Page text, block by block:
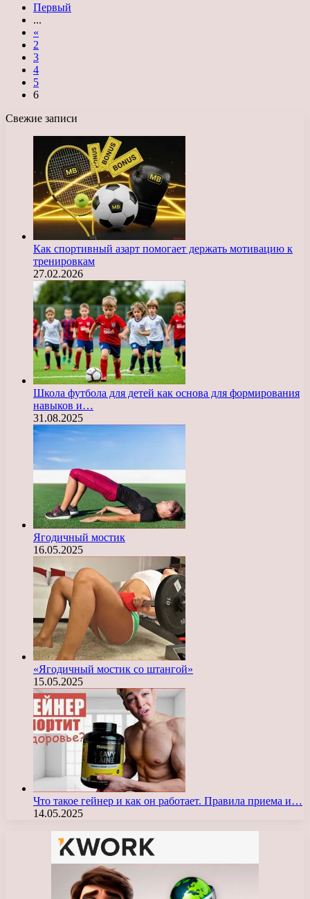
Первый
...
«
2
3
4
5
6
Свежие записи
Как спортивный азарт помогает держать мотивацию к
тренировкам
27.02.2026
Школа футбола для детей как основа для формирования
навыков и…
31.08.2025
Ягодичный мостик
16.05.2025
«Ягодичный мостик со штангой»
15.05.2025
Что такое гейнер и как он работает. Правила приема и…
14.05.2025